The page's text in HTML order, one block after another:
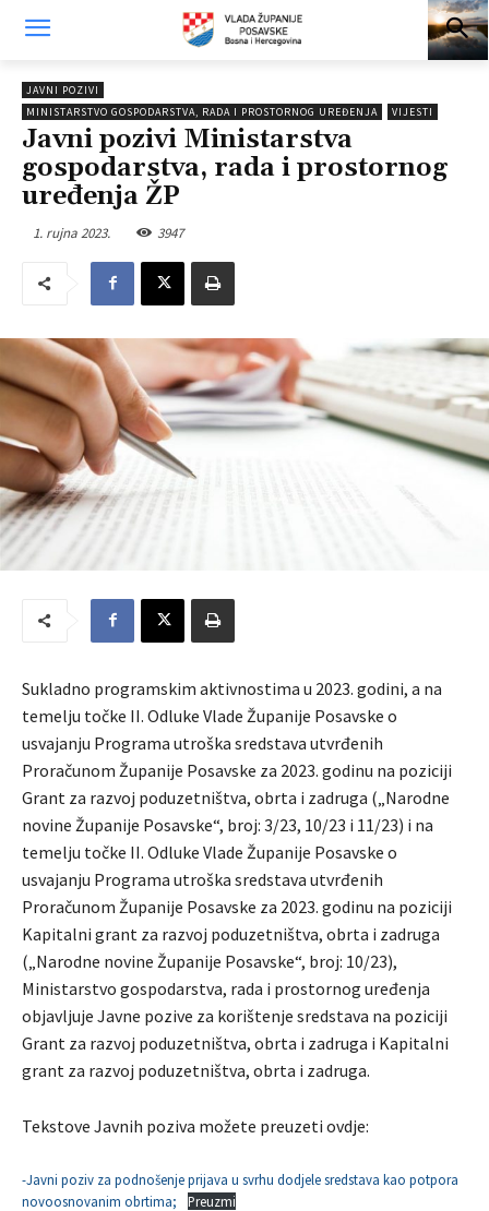
JAVNI POZIVI
MINISTARSTVO GOSPODARSTVA, RADA I PROSTORNOG UREĐENJA
VIJESTI
Javni pozivi Ministarstva
gospodarstva, rada i prostornog
uređenja ŽP
1. rujna 2023. 3947
Sukladno programskim aktivnostima u 2023. godini, a na
temelju točke II. Odluke Vlade Županije Posavske o
usvajanju Programa utroška sredstava utvrđenih
Proračunom Županije Posavske za 2023. godinu na poziciji
Grant za razvoj poduzetništva, obrta i zadruga („Narodne
novine Županije Posavske“, broj: 3/23, 10/23 i 11/23) i na
temelju točke II. Odluke Vlade Županije Posavske o
usvajanju Programa utroška sredstava utvrđenih
Proračunom Županije Posavske za 2023. godinu na poziciji
Kapitalni grant za razvoj poduzetništva, obrta i zadruga
(„Narodne novine Županije Posavske“, broj: 10/23),
Ministarstvo gospodarstva, rada i prostornog uređenja
objavljuje Javne pozive za korištenje sredstava na poziciji
Grant za razvoj poduzetništva, obrta i zadruga i Kapitalni
grant za razvoj poduzetništva, obrta i zadruga.
Tekstove Javnih poziva možete preuzeti ovdje:
-Javni poziv za podnošenje prijava u svrhu dodjele sredstava kao potpora
novoosnovanim obrtima;
Preuzmi